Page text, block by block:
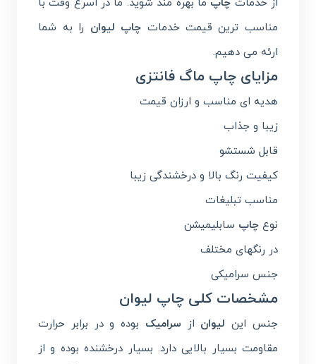
از خدمات چاپ ما بهره مند شوید. ما در اسرع وقت با
مناسب ترین قیمت خدمات چاپ لیوان را به شما
ارئه می دهیم.
مزایای چاپ ماگ فانتزی
هدیه ای مناسب و ارزان قیمت
زیبا و جذاب
قابل شستشو
کیفیت رنگ بالا و درخشندگی زیبا
مناسب تبلیغات
نوعچاپ سابلیمیشن
در رنگهای مختلف
جنس سرامیکی
مشخصات کلی چاپ لیوان
جنس این لیوان از سرامیک بوده و در برابر حرارت
مقاومت بسیار بالایی دارد. بسیار درخشنده بوده و از